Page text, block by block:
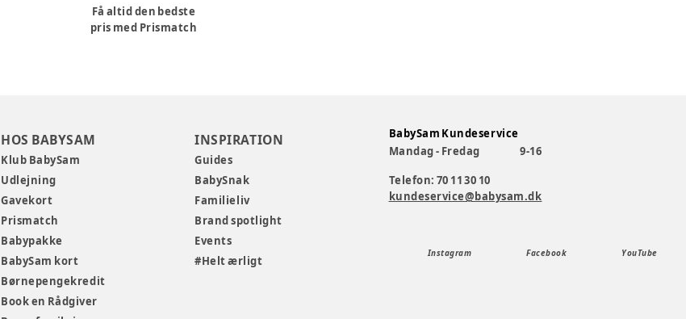
Få altid den bedste
pris med Prismatch
HOS BABYSAM
Klub BabySam
Udlejning
Gavekort
Prismatch
Babypakke
BabySam kort
Børnepengekredit
Book en Rådgiver
INSPIRATION
Guides
BabySnak
Familieliv
Brand spotlight
Events
#Helt ærligt
BabySam Kundeservice
Mandag - Fredag
9-16
Telefon: 70 11 30 10
kundeservice@babysam.dk
Instagram Facebook YouTube